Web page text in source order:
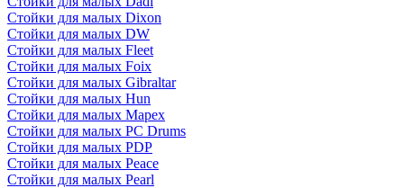
Стойки для малых Dixon
Стойки для малых DW
Стойки для малых Fleet
Стойки для малых Foix
Стойки для малых Gibraltar
Стойки для малых Hun
Стойки для малых Mapex
Стойки для малых PC Drums
Стойки для малых PDP
Стойки для малых Peace
Стойки для малых Pearl